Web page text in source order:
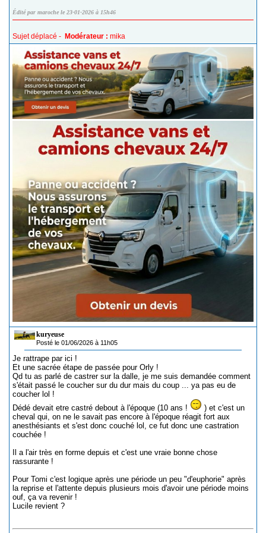
Édité par maroche le 23-01-2026 à 15h46
Sujet déplacé - Modérateur : mika
kuryeuse
Posté le 01/06/2026 à 11h05
Je rattrape par ici !
Et une sacrée étape de passée pour Orly !
Qd tu as parlé de castrer sur la dalle, je me suis demandée comment
s'était passé le coucher sur du dur mais du coup ... ya pas eu de
coucher lol !
Dédé devait etre castré debout à l'époque (10 ans !
) et c'est un
cheval qui, on ne le savait pas encore à l'époque réagit fort aux
anesthésiants et s'est donc couché lol, ce fut donc une castration
couchée !
Il a l'air très en forme depuis et c'est une vraie bonne chose
rassurante !
Pour Tomi c'est logique après une période un peu "d'euphorie" après
la reprise et l'attente depuis plusieurs mois d'avoir une période moins
ouf, ça va revenir !
Lucile revient ?